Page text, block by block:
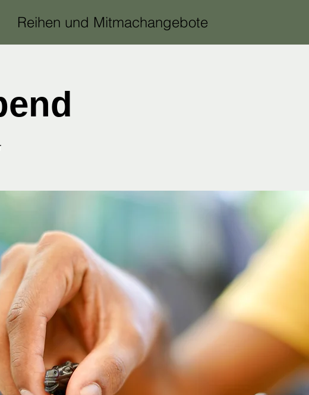
Reihen und Mitmachangebote